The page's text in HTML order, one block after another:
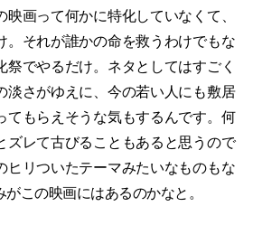
画って何かに特化していなくて、
。それが誰かの命を救うわけでもな
祭でやるだけ。ネタとしてはすごく
淡さがゆえに、今の若い人にも敷居
てもらえそうな気もするんです。何
ズレて古びることもあると思うので
ヒリついたテーマみたいなものもな
この映画にはあるのかなと。